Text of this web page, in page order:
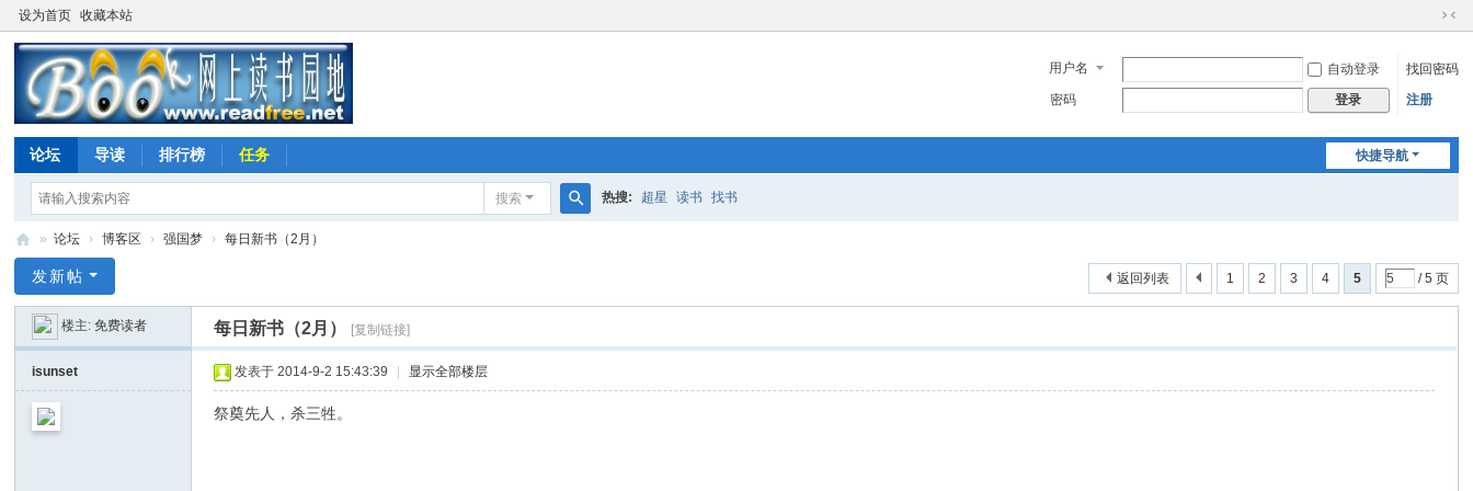
设为首页 收藏本站
切
到
用户名 自动登录
找回密码
密码
登录 注册
快捷导航
论坛 导读 排行榜 任务
搜索 热搜: 超星 读书 找书
上
书
地
» 论坛 › 博客区 › 强国梦 › 每日新书（2月）
1 2 3 4 5 / 5 页
返回列表
发新帖
楼主:免费读者 每日新书（2月） [复制链接]
isunset 发表于 2014-9-2 15:43:39 显示全部楼层
祭奠先人，杀三牲。